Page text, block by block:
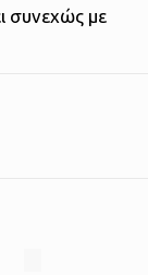
συνεχώς με